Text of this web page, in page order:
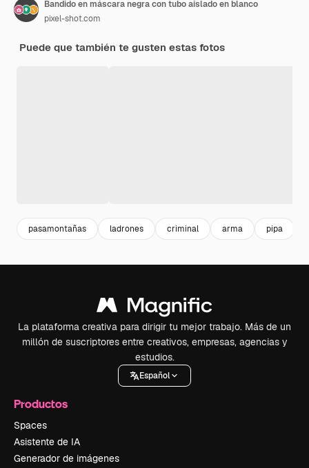
Bandido en máscara negra con tubo aislado en blanco
pixel-shot.com
Puede que también te gusten estas fotos
pasamontañas ladrones criminal arma pipa
La plataforma creativa para dirigir tu mejor trabajo. Más de un
millón de suscriptores entre creativos, empresas, agencias y
estudios.
Español
Productos
Spaces
Asistente de IA
Generador de imágenes